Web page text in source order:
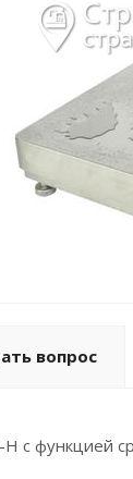
вопрос
с функцией